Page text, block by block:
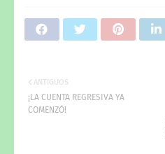
ANTIGUOS
¡LA CUENTA REGRESIVA YA
COMENZÓ!